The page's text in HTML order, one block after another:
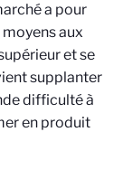
a pour
aux
et se
supplanter
difficulté à
en produit